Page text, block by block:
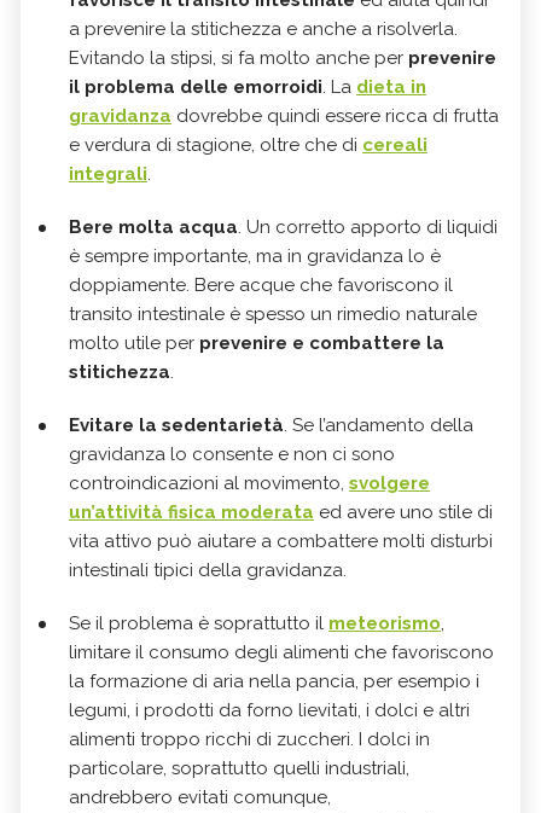
a prevenire la stitichezza e anche a risolverla.
Evitando la stipsi, si fa molto anche per prevenire
il problema delle emorroidi. La dieta in
gravidanza dovrebbe quindi essere ricca di frutta
e verdura di stagione, oltre che di cereali
integrali.
Bere molta acqua. Un corretto apporto di liquidi
è sempre importante, ma in gravidanza lo è
doppiamente. Bere acque che favoriscono il
transito intestinale è spesso un rimedio naturale
molto utile per prevenire e combattere la
stitichezza.
Evitare la sedentarietà. Se l’andamento della
gravidanza lo consente e non ci sono
controindicazioni al movimento, svolgere
un’attività fisica moderata ed avere uno stile di
vita attivo può aiutare a combattere molti disturbi
intestinali tipici della gravidanza.
Se il problema è soprattutto il meteorismo,
limitare il consumo degli alimenti che favoriscono
la formazione di aria nella pancia, per esempio i
legumi, i prodotti da forno lievitati, i dolci e altri
alimenti troppo ricchi di zuccheri. I dolci in
particolare, soprattutto quelli industriali,
andrebbero evitati comunque,